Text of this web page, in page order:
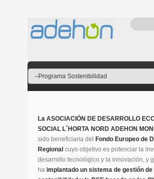
La ASOCIACIÓN DE DESARROLLO
SOCIAL L´HORTA NORD ADEHON
sido beneficiaria del
Fondo Europeo de
Regional cuyo objetivo es potenciar la
desarrollo tecnológico y la innovación, y
ha implantado un sistema de gestión de